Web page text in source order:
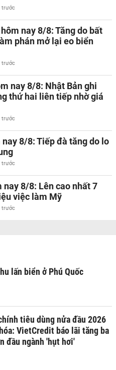
trước
nay 8/8: Tăng do bất
phán mở lại eo biển
trước
nay 8/8: Nhật Bản ghi
thứ hai liên tiếp nhờ giá
trước
8/8: Tiếp đà tăng do lo
trước
nay 8/8: Lên cao nhất 7
việc làm Mỹ
trước
lấn biển ở Phú Quốc
tiêu dùng nửa đầu 2026
VietCredit báo lãi tăng ba
đầu ngành 'hụt hơi'